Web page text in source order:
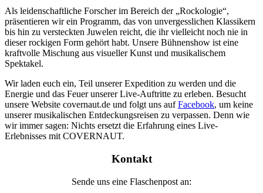
Als leidenschaftliche Forscher im Bereich der „Rockologie“,
präsentieren wir ein Programm, das von unvergesslichen Klassikern
bis hin zu versteckten Juwelen reicht, die ihr vielleicht noch nie in
dieser rockigen Form gehört habt. Unsere Bühnenshow ist eine
kraftvolle Mischung aus visueller Kunst und musikalischem
Spektakel.
Wir laden euch ein, Teil unserer Expedition zu werden und die
Energie und das Feuer unserer Live-Auftritte zu erleben. Besucht
unsere Website covernaut.de und folgt uns aufFacebook, um keine
unserer musikalischen Entdeckungsreisen zu verpassen. Denn wie
wir immer sagen: Nichts ersetzt die Erfahrung eines Live-
Erlebnisses mit COVERNAUT.
Kontakt
Sende uns eine Flaschenpost an: